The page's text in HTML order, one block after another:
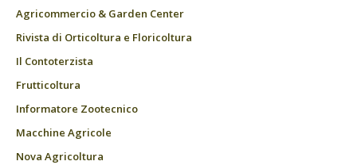
Agricommercio & Garden Center
Rivista di Orticoltura e Floricoltura
Il Contoterzista
Frutticoltura
Informatore Zootecnico
Macchine Agricole
Nova Agricoltura